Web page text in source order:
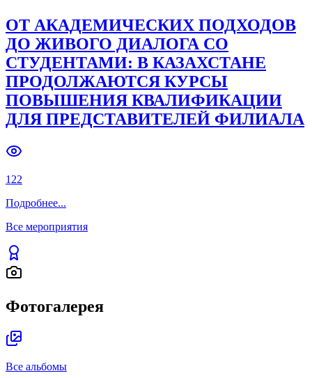
ОТ АКАДЕМИЧЕСКИХ ПОДХОДОВ
ДО ЖИВОГО ДИАЛОГА СО
СТУДЕНТАМИ: В КАЗАХСТАНЕ
ПРОДОЛЖАЮТСЯ КУРСЫ
ПОВЫШЕНИЯ КВАЛИФИКАЦИИ
ДЛЯ ПРЕДСТАВИТЕЛЕЙ ФИЛИАЛА
122
Подробнее...
Все мероприятия
Фотогалерея
Все альбомы